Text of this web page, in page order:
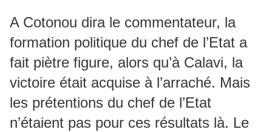
A Cotonou dira le commentateur, la
formation politique du chef de l’Etat a
fait piètre figure, alors qu’à Calavi, la
victoire était acquise à l’arraché. Mais
les prétentions du chef de l’Etat
n’étaient pas pour ces résultats là. Le